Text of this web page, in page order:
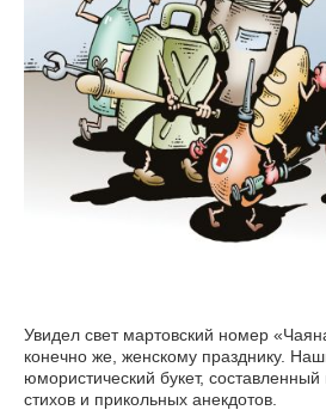
Увидел свет мартовский номер
конечно же, женскому празднику. Наших читательниц ждёт
юмористический букет,
стихов и прикольных анекдотов.